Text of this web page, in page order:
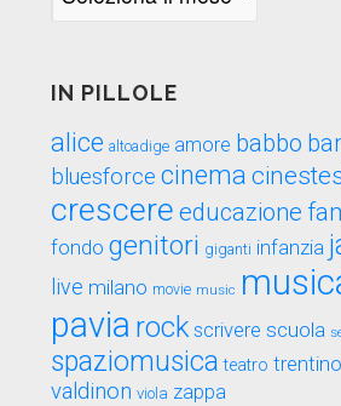
IN PILLOLE
alice altoadige amore babbo
bluesforce cinema
crescere educazione
fondo genitori giganti infanzia
live milano movie music
pavia rock scrivere scuola
spaziomusica teatro trentino
valdinon viola zappa